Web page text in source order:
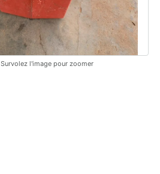
Survolez l'image pour zoomer